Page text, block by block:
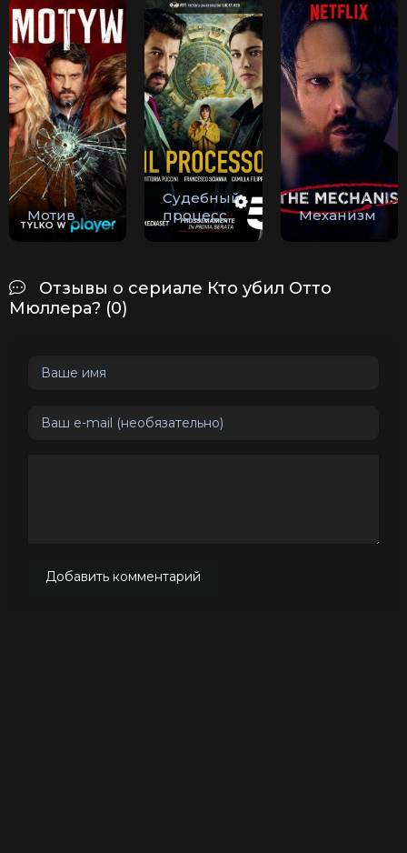
Мотив
Судебный
процесс
Механизм
Отзывы о сериале Кто убил Отто
Мюллера? (0)
Добавить комментарий